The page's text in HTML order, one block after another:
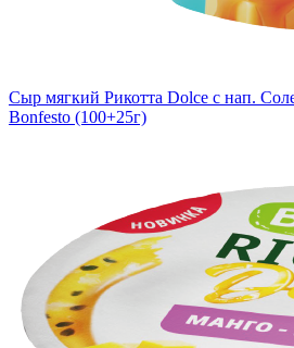
Сыр мягкий Рикотта Dolce с нап.
Bonfesto (100+25г)